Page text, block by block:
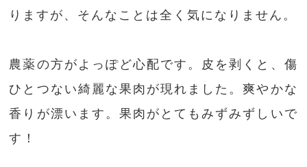
りますが、そんなことは全く気になりません。
農薬の方がよっぽど心配です。皮を剥くと、傷
ひとつない綺麗な果肉が現れました。爽やかな
香りが漂います。果肉がとてもみずみずしいで
す！